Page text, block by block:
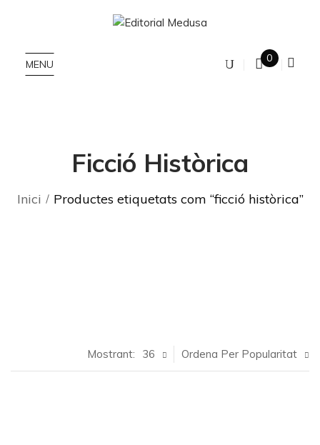
MENU 0
Ficció Històrica
Inici Productes etiquetats com “ficció històrica”
Ordena Per Popularitat
Mostrant: 36